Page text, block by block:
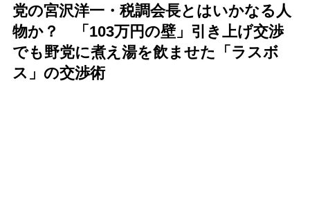
党の宮沢洋一・税調会長とはいかなる人
物か？ 「103万円の壁」引き上げ交渉
でも野党に煮え湯を飲ませた「ラスボ
ス」の交渉術